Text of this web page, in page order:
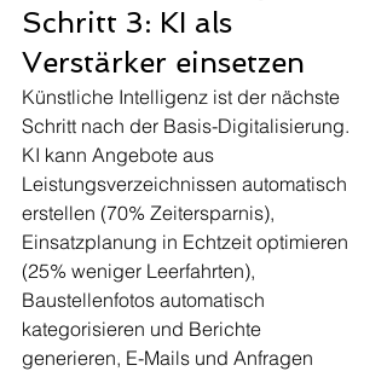
Schritt 3: KI als
Verstärker einsetzen
Künstliche Intelligenz ist der nächste
Schritt nach der Basis-Digitalisierung.
KI kann Angebote aus
Leistungsverzeichnissen automatisch
erstellen (70% Zeitersparnis),
Einsatzplanung in Echtzeit optimieren
(25% weniger Leerfahrten),
Baustellenfotos automatisch
kategorisieren und Berichte
generieren, E-Mails und Anfragen